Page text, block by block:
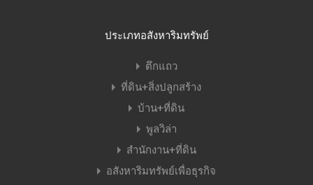
ประเภทอสังหาริมทรัพย์
ตึกแถว
ที่ดิน+สิ่งปลูกสร้าง
บ้าน+ที่ดิน
พูลวิล่า
สำนักงาน+ที่ดิน
อสังหาริมทรัพย์เพื่อธุรกิจ